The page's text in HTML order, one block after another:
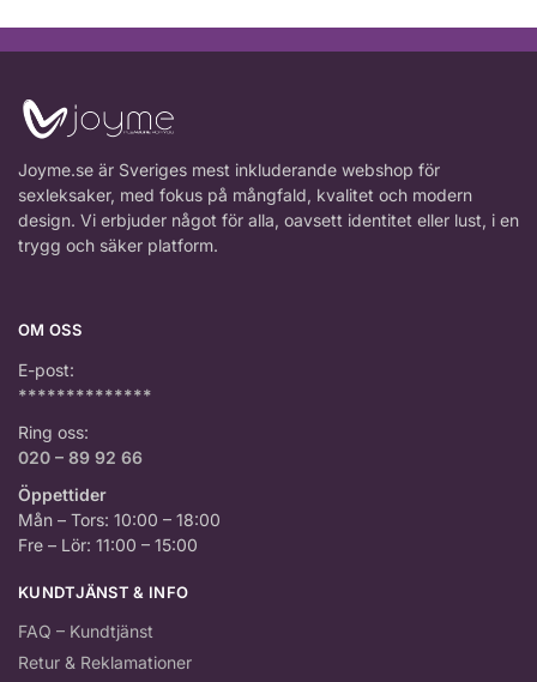
Joyme.se är Sveriges mest inkluderande webshop för
sexleksaker, med fokus på mångfald, kvalitet och modern
design. Vi erbjuder något för alla, oavsett identitet eller lust, i en
trygg och säker platform.
OM OSS
E-post:
**************
Ring oss:
020 – 89 92 66
Öppettider
Mån – Tors: 10:00 – 18:00
Fre – Lör: 11:00 – 15:00
KUNDTJÄNST & INFO
FAQ – Kundtjänst
Retur & Reklamationer